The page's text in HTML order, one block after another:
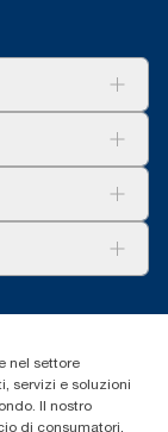
nel settore
servizi e soluzioni
Il nostro
di consumatori,